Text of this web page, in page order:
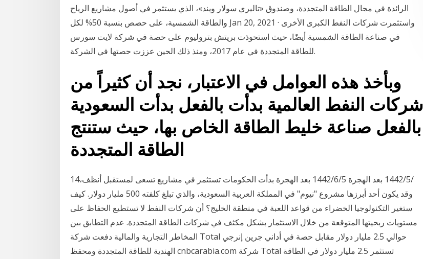
الرائدة في مجال الطاقة المتجددة، وصندوق «تاليري سولار ويند»، الذي يستثمر في أصول مشاريع الرياح
والطاقة الشمسية، على حصص بنسبة 50% لكل Jan 20, 2021 · واستثمرت شركات النفط الكبرى الأخرى
في صناعة الطاقة الشمسية أيضًا، حيث استحوذت بريتش بتروليوم على حصة في شركة لايت سورس
للطاقة المتجددة في عام 2017، ومنذ ذلك الحين عززت حصتها في الشركة.
وبأخذ هذه العوامل في الاعتبار، نجد أن كثيراً من
شركات النفط العالمية بدأت بالفعل بدأت السعودية
بالفعل صناعة خليط الطاقة الخاص بها، حيث ستنتج
14‏‏/5‏‏/1442 بعد الهجرة 5‏‏/6‏‏/1442 بعد الهجرة بدأت الحكومات تستثمر في مشاريع تسعى لمستقبل أنظف،
وقد يكون أحد أبرزها مشروع "نيوم" في المملكة العربية السعودية، والذي تبلغ كلفته 500 مليار دولار. كيف
ستغير التكنولوجيا الخضراء من قواعد اللعبة في منطقة الخليج؟ أن شركات النفط لا تستطيع الحفاظ على
مستويات ربحيتها المتوقعة من خلال الاستثمار بشكل مكثف في شركات الطاقة المتجددة. عدم التطابق بين
المخاطر التجارية والمالية دفعت شركة Total حوالي 2.5 مليار دولار مقابل حصة في أداني جرين إنرجي
الهندية للطاقة المتجددة ومحفظ cnbcarabia.com شركة Total تستثمر 2.5 مليار دولار في الطاقة